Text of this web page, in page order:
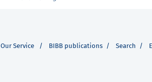
Our Service BIBB publications Search